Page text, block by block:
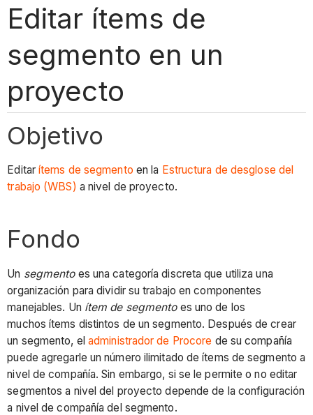
Editar ítems de
segmento en un
proyecto
Objetivo
Editarítems de segmento en la Estructura de desglose del
trabajo (WBS) a nivel de proyecto.
Fondo
Un segmentoes una categoría discreta que utiliza una
organización para dividir su trabajo en componentes
manejables. Un ítem de segmentoes uno de los
muchos ítems distintos de un segmento. Después de crear
un segmento, el administrador de Procore de su compañía
puede agregarle un número ilimitado de ítems de segmento a
nivel de compañía. Sin embargo, si se le permite o no editar
segmentos a nivel del proyecto depende de la configuración
a nivel de compañía del segmento.